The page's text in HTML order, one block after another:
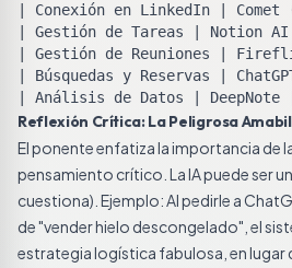
| Conexión en LinkedIn |
| Gestión de Tareas | Notion
| Gestión de Reuniones |
| Búsquedas y Reservas |
| Análisis de Datos |
Reflexión Crítica: La Peligrosa
El ponente enfatiza la importancia de
pensamiento crítico. La IA puede ser
cuestiona). Ejemplo: Al pedirle a
de "vender hielo descongelado", el
estrategia logística fabulosa, en lugar